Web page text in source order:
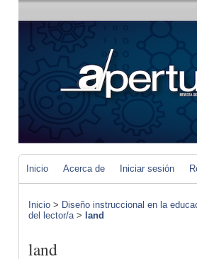
Inicio Acerca de Iniciar sesión
Inicio > Diseño instruccional en la
del lector/a> land
land